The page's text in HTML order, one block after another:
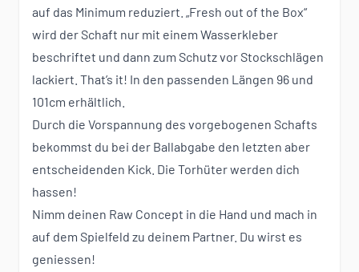
auf das Minimum reduziert. „Fresh out of the Box“
wird der Schaft nur mit einem Wasserkleber
beschriftet und dann zum Schutz vor Stockschlägen
lackiert. That’s it! In den passenden Längen 96 und
101cm erhältlich.
Durch die Vorspannung des vorgebogenen Schafts
bekommst du bei der Ballabgabe den letzten aber
entscheidenden Kick. Die Torhüter werden dich
hassen!
Nimm deinen Raw Concept in die Hand und mach in
auf dem Spielfeld zu deinem Partner. Du wirst es
geniessen!